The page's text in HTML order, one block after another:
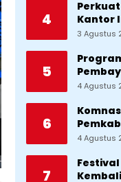
4
Perkuat
Kantor
Bajo
di
3 Agustus
5
Bagi
Tetap
4 Agustus
6
Rumah
4 Agustus
7